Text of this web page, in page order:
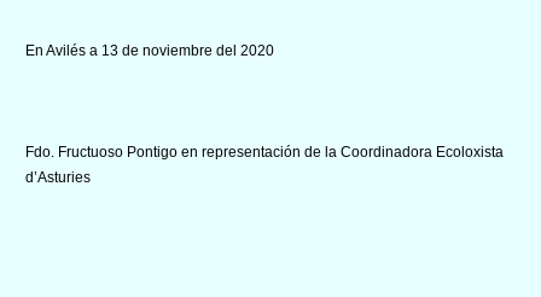
En Avilés a 13 de noviembre del 2020
Fdo. Fructuoso Pontigo en representación de la Coordinadora Ecoloxista
d’Asturies